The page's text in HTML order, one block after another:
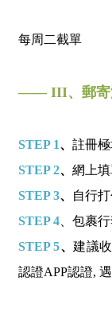
每周二截單
—— III、郵
STEP 1、 註冊極
STEP 2、 網上填
STEP 3、
自行
STEP 4 、包裹
STEP 5、建議
認證APP認證,